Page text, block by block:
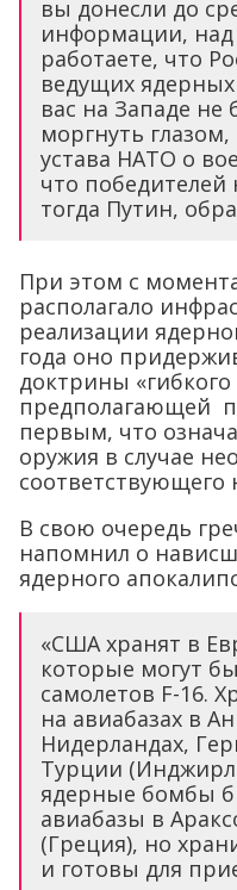
вы донесли до
информации,
работаете, что
ведущих
вас на Западе
моргнуть
устава НАТО о
что победителей
тогда Путин,
При этом с
располагало
реализации
года оно
доктрины
предполагающей
первым, что
оружия в случае
соответствующего
В свою очередь
напомнил о
ядерного
«США хранят в
которые могут
самолетов F-16.
на авиабазах в
Нидерландах,
Турции
ядерные бомбы
авиабазы в
(Греция), но
и готовы для